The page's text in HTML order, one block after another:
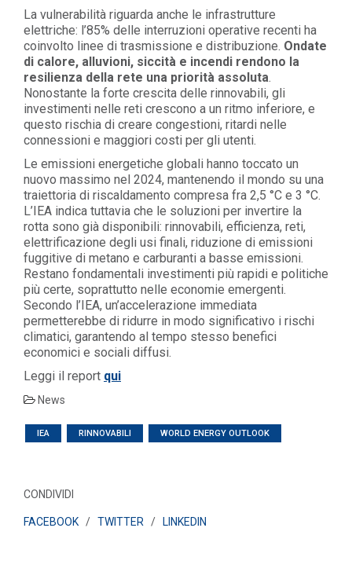
La vulnerabilità riguarda anche le infrastrutture
elettriche: l’85% delle interruzioni operative recenti ha
coinvolto linee di trasmissione e distribuzione. Ondate
di calore, alluvioni, siccità e incendi rendono la
resilienza della rete una priorità assoluta.
Nonostante la forte crescita delle rinnovabili, gli
investimenti nelle reti crescono a un ritmo inferiore, e
questo rischia di creare congestioni, ritardi nelle
connessioni e maggiori costi per gli utenti.
Le emissioni energetiche globali hanno toccato un
nuovo massimo nel 2024, mantenendo il mondo su una
traiettoria di riscaldamento compresa fra 2,5 °C e 3 °C.
L’IEA indica tuttavia che le soluzioni per invertire la
rotta sono già disponibili: rinnovabili, efficienza, reti,
elettrificazione degli usi finali, riduzione di emissioni
fuggitive di metano e carburanti a basse emissioni.
Restano fondamentali investimenti più rapidi e politiche
più certe, soprattutto nelle economie emergenti.
Secondo l’IEA, un’accelerazione immediata
permetterebbe di ridurre in modo significativo i rischi
climatici, garantendo al tempo stesso benefici
economici e sociali diffusi.
Leggi il report qui
News
IEA RINNOVABILI WORLD ENERGY OUTLOOK
CONDIVIDI
FACEBOOK/ TWITTER / LINKEDIN